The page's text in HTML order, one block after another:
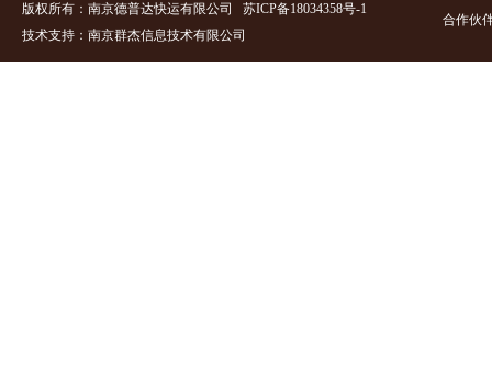
版权所有：南京德普达快运有限公司 苏ICP备18034358号-1
技术支持：南京群杰信息技术有限公司
合作伙